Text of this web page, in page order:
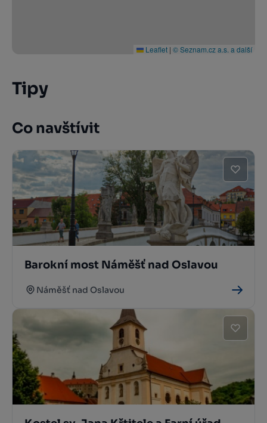
Leaflet | © Seznam.cz a.s. a další
Tipy
Co navštívit
Barokní most Náměšť nad Oslavou
Náměšť nad Oslavou